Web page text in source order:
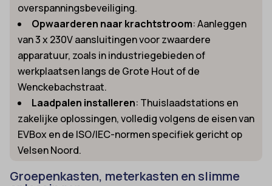
overspanningsbeveiliging.
Opwaarderen naar krachtstroom: Aanleggen
van 3 x 230V aansluitingen voor zwaardere
apparatuur, zoals in industriegebieden of
werkplaatsen langs de Grote Hout of de
Wenckebachstraat.
Laadpalen installeren: Thuislaadstations en
zakelijke oplossingen, volledig volgens de eisen van
EVBox en de ISO/IEC-normen specifiek gericht op
Velsen Noord.
Groepenkasten, meterkasten en slimme